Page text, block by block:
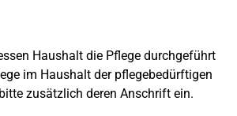
Haushalt die Pflege durchgeführt
im Haushalt der pflegebedürftigen
zusätzlich deren Anschrift ein.